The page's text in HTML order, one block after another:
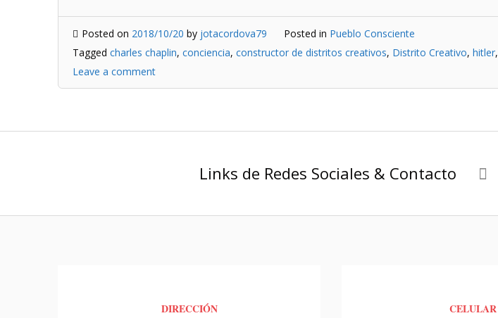
Posted on 2018/10/20 by jotacordova79 Posted in Pueblo Consciente
Tagged charles chaplin, conciencia, constructor de distritos creativos, Distrito Creativo, hitler,
Leave a comment
Links de Redes Sociales & Contacto
DIRECCIÓN CELULAR